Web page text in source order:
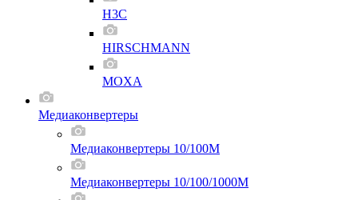
H3C
HIRSCHMANN
MOXA
Медиаконвертеры
Медиаконвертеры 10/100M
Медиаконвертеры 10/100/1000M